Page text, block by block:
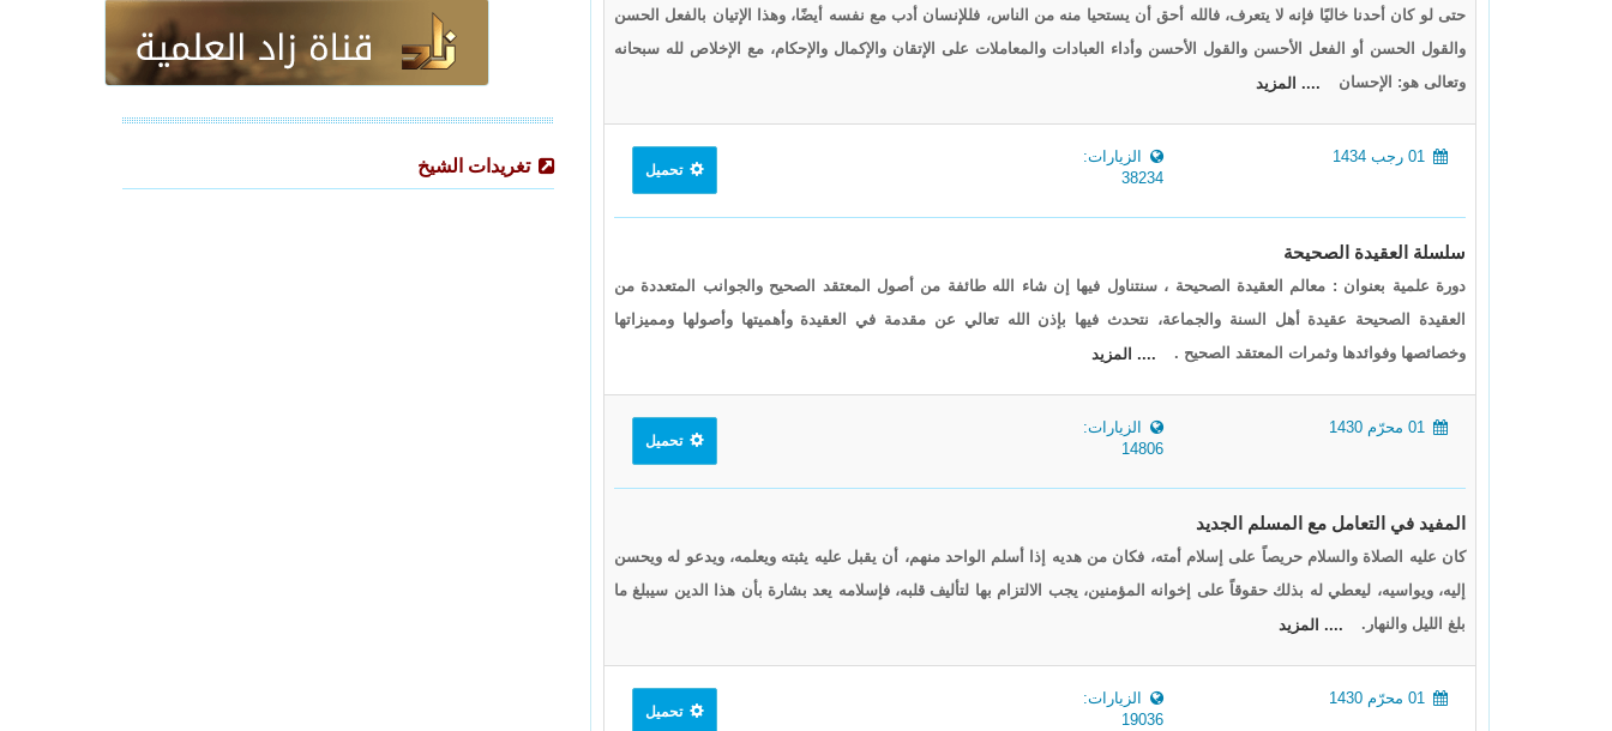
حتى لو كان أحدنا خاليًا فإنه لا يتعرف، فالله أحق أن يستحيا منه من الناس، فللإنسان أدب مع نفسه أيضًا، وهذا الإتيان بالفعل الحسن
والقول الحسن أو الفعل الأحسن والقول الأحسن وأداء العبادات والمعاملات على الإتقان والإكمال والإحكام، مع الإخلاص لله سبحانه
وتعالى هو: الإحسان
.... المزيد
الزيارات:
38234
تحميل
سلسلة العقيدة الصحيحة
دورة علمية بعنوان : معالم العقيدة الصحيحة ، سنتناول فيها إن شاء الله طائفة من أصول المعتقد الصحيح والجوانب المتعددة من
العقيدة الصحيحة عقيدة أهل السنة والجماعة، نتحدث فيها بإذن الله تعالي عن مقدمة في العقيدة وأهميتها وأصولها ومميزاتها
وخصائصها وفوائدها وثمرات المعتقد الصحيح .
.... المزيد
الزيارات:
14806
تحميل
المفيد في التعامل مع المسلم الجديد
كان عليه الصلاة والسلام حريصاً على إسلام أمته، فكان من هديه إذا أسلم الواحد منهم، أن يقبل عليه يثبته ويعلمه، ويدعو له ويحسن
إليه، ويواسيه، ليعطي له بذلك حقوقاً على إخوانه المؤمنين، يجب الالتزام بها لتأليف قلبه، فإسلامه يعد بشارة بأن هذا الدين سيبلغ ما
بلغ الليل والنهار.
.... المزيد
الزيارات:
19036
تحميل
تغريدات الشيخ